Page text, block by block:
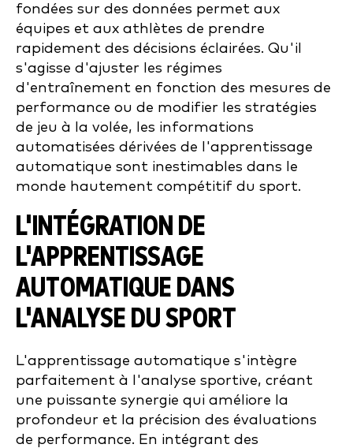
fondées sur des données permet aux
équipes et aux athlètes de prendre
rapidement des décisions éclairées. Qu'il
s'agisse d'ajuster les régimes
d'entraînement en fonction des mesures de
performance ou de modifier les stratégies
de jeu à la volée, les informations
automatisées dérivées de l'apprentissage
automatique sont inestimables dans le
monde hautement compétitif du sport.
L'INTÉGRATION DE
L'APPRENTISSAGE
AUTOMATIQUE DANS
L'ANALYSE DU SPORT
L'apprentissage automatique s'intègre
parfaitement à l'analyse sportive, créant
une puissante synergie qui améliore la
profondeur et la précision des évaluations
de performance. En intégrant des